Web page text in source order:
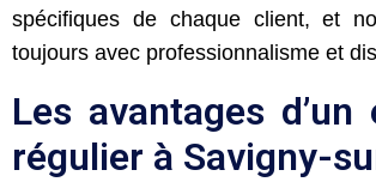
spécifiques de chaque client, et
toujours avec professionnalisme et
Les avantages d’un
régulier à Savigny-